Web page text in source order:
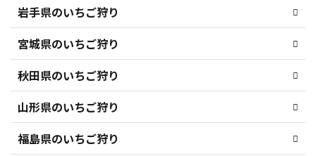
岩手県のいちご狩り
宮城県のいちご狩り
秋田県のいちご狩り
山形県のいちご狩り
福島県のいちご狩り